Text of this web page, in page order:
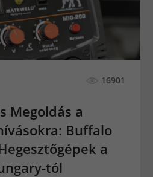
16901
Megoldás a
Buffalo
a
tól